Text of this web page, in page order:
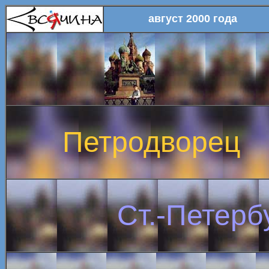
август 2000 года
Петродворец
Ст.-